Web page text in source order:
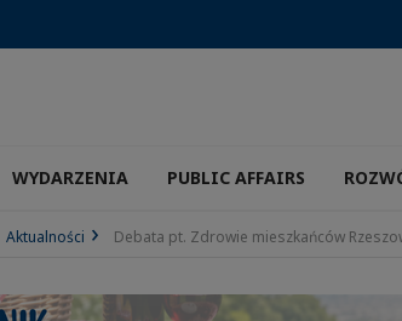
WYDARZENIA PUBLIC AFFAIRS
Aktualności Debata pt. Zdrowie mieszkańców